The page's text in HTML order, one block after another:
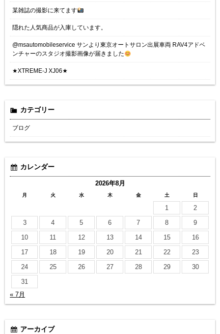
某雑誌の撮影に来てます
隠れた人気商品が入庫しています。
@msautomobileservice サンより東京オートサロン出展車両 RAV4アドベ
ンチャーのスタジオ撮影画像が届きました
★XTREME-J XJ06★
カテゴリー
ブログ
カレンダー
2026年8月
月 火 水 木 金 土 日
1
2
3
4 5 6 7 8
9
10
11 12 13 14 15
16
17
18 19 20 21 22
23
24
25 26 27 28 29
30
31
« 7月
アーカイブ